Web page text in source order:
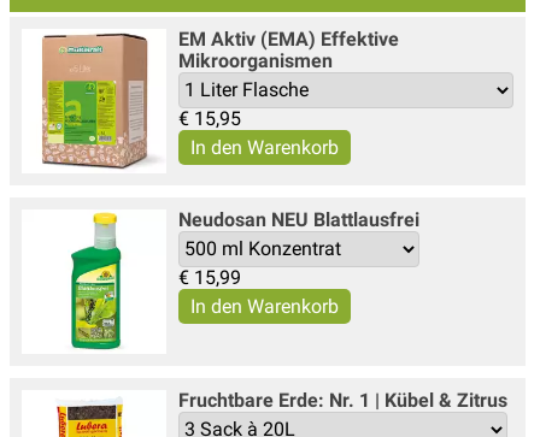
EM Aktiv (EMA) Effektive
Mikroorganismen
€ 15,95
Neudosan NEU Blattlausfrei
€ 15,99
Fruchtbare Erde: Nr. 1 | Kübel & Zitrus